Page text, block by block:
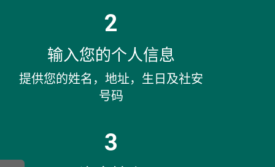
2
输入您的个人信息
提供您的姓名，地址，生日及社安
号码
3